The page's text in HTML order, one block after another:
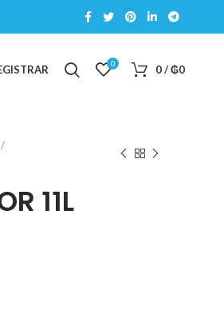
0 0/ ₲0
11L